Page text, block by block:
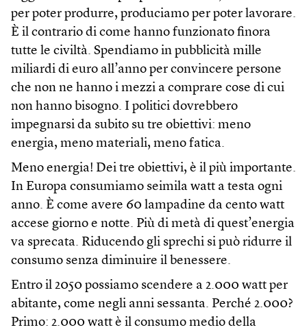
per poter produrre, produciamo per poter lavorare.
È il contrario di come hanno funzionato finora
tutte le civiltà. Spendiamo in pubblicità mille
miliardi di euro all’anno per convincere persone
che non ne hanno i mezzi a comprare cose di cui
non hanno bisogno. I politici dovrebbero
impegnarsi da subito su tre obiettivi: meno
energia, meno materiali, meno fatica.
Meno energia! Dei tre obiettivi, è il più importante.
In Europa consumiamo seimila watt a testa ogni
anno. È come avere 60 lampadine da cento watt
accese giorno e notte. Più di metà di quest’energia
va sprecata. Riducendo gli sprechi si può ridurre il
consumo senza diminuire il benessere.
Entro il 2050 possiamo scendere a 2.000 watt per
abitante, come negli anni sessanta. Perché 2.000?
Primo: 2.000 watt è il consumo medio della